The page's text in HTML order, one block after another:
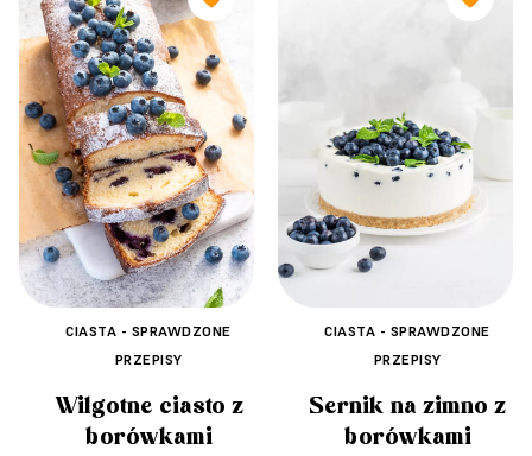
CIASTA - SPRAWDZONE
PRZEPISY
Wilgotne ciasto z
borówkami
CIASTA - SPRAWDZONE
PRZEPISY
Sernik na zimno z
borówkami